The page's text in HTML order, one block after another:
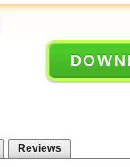
Reviews